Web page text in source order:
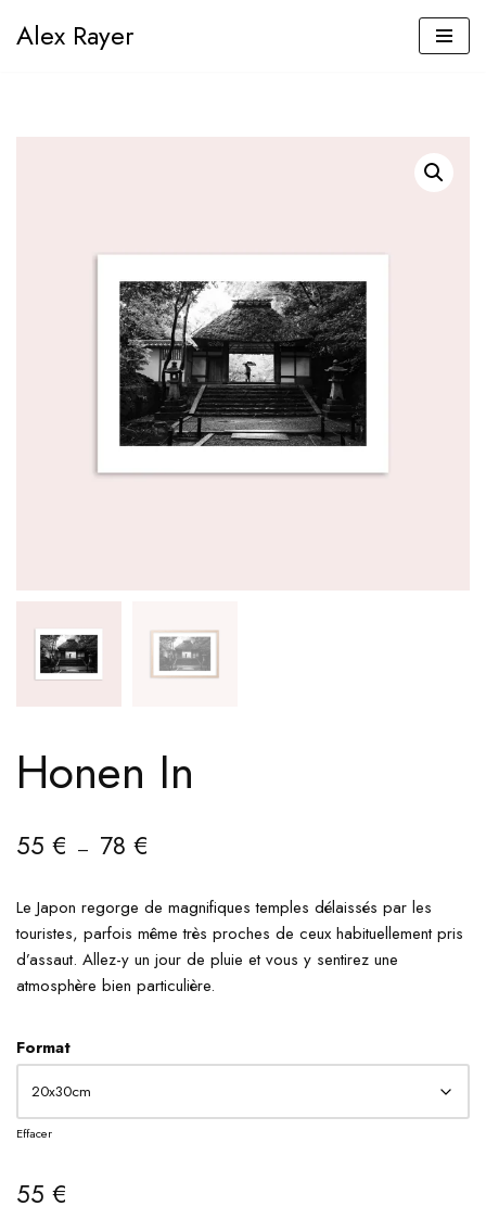
Alex Rayer
Honen In
55 € – 78 €
Le Japon regorge de magnifiques temples délaissés par les
touristes, parfois même très proches de ceux habituellement pris
d’assaut. Allez-y un jour de pluie et vous y sentirez une
atmosphère bien particulière.
Format
Effacer
55 €